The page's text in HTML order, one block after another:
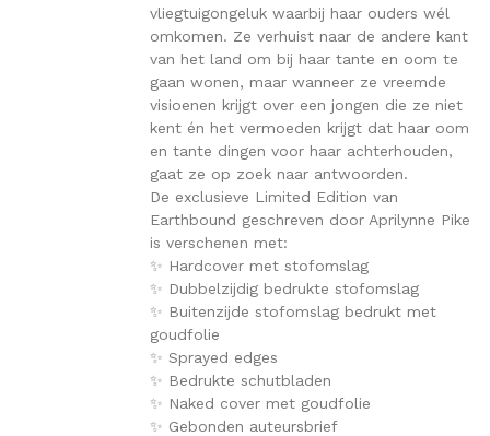
vliegtuigongeluk waarbij haar ouders wél
omkomen. Ze verhuist naar de andere kant
van het land om bij haar tante en oom te
gaan wonen, maar wanneer ze vreemde
visioenen krijgt over een jongen die ze niet
kent én het vermoeden krijgt dat haar oom
en tante dingen voor haar achterhouden,
gaat ze op zoek naar antwoorden.
De exclusieve Limited Edition van
Earthbound geschreven door Aprilynne Pike
is verschenen met:
✨ Hardcover met stofomslag
✨ Dubbelzijdig bedrukte stofomslag
✨ Buitenzijde stofomslag bedrukt met
goudfolie
✨ Sprayed edges
✨ Bedrukte schutbladen
✨ Naked cover met goudfolie
✨ Gebonden auteursbrief